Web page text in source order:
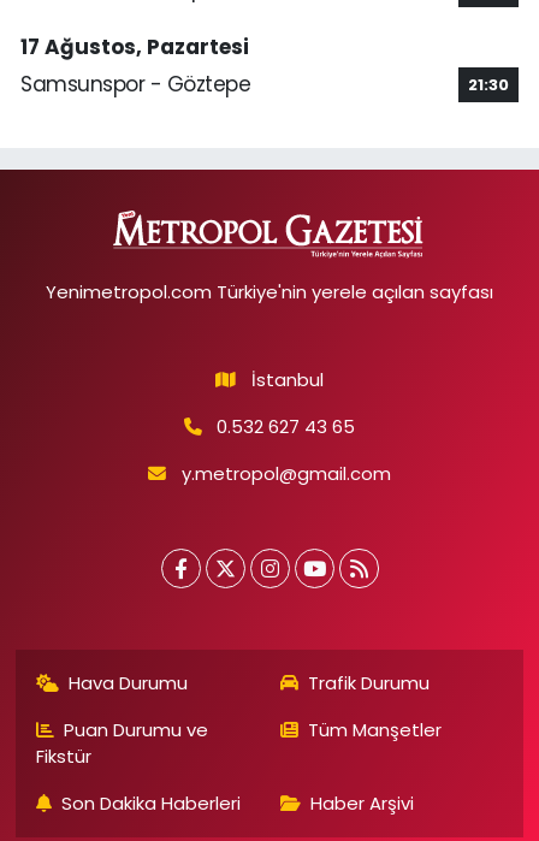
17 Ağustos, Pazartesi
Samsunspor - Göztepe
21:30
Yenimetropol.com Türkiye'nin yerele açılan sayfası
İstanbul
0.532 627 43 65
y.metropol@gmail.com
Hava Durumu
Trafik Durumu
Puan Durumu ve
Fikstür
Tüm Manşetler
Son Dakika Haberleri Haber Arşivi